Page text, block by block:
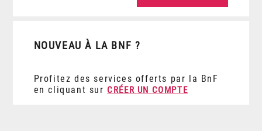
NOUVEAU À LA BNF ?
Profitez des services offerts par la BnF
en cliquant sur CRÉER UN COMPTE